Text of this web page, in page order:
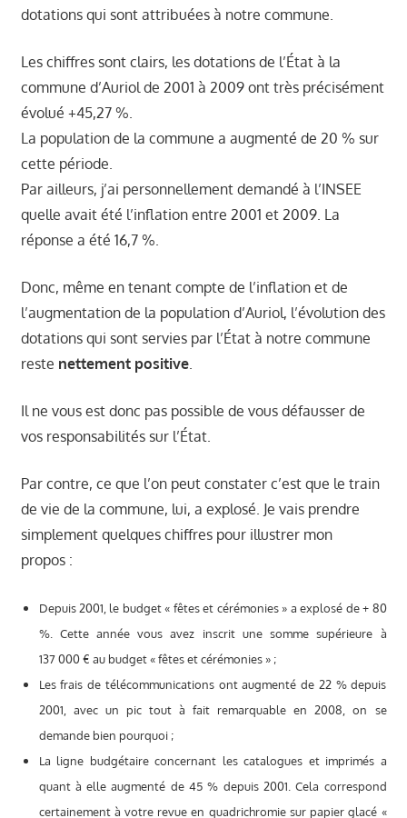
dotations qui sont attribuées à notre commune.
Les chiffres sont clairs, les dotations de l’État à la
commune d’Auriol de 2001 à 2009 ont très précisément
évolué +45,27 %.
La population de la commune a augmenté de 20 % sur
cette période.
Par ailleurs, j’ai personnellement demandé à l’INSEE
quelle avait été l’inflation entre 2001 et 2009. La
réponse a été 16,7 %.
Donc, même en tenant compte de l’inflation et de
l’augmentation de la population d’Auriol, l’évolution des
dotations qui sont servies par l’État à notre commune
reste nettement positive.
Il ne vous est donc pas possible de vous défausser de
vos responsabilités sur l’État.
Par contre, ce que l’on peut constater c’est que le train
de vie de la commune, lui, a explosé. Je vais prendre
simplement quelques chiffres pour illustrer mon
propos :
Depuis 2001, le budget « fêtes et cérémonies » a explosé de + 80
%. Cette année vous avez inscrit une somme supérieure à
137 000 € au budget « fêtes et cérémonies » ;
Les frais de télécommunications ont augmenté de 22 % depuis
2001, avec un pic tout à fait remarquable en 2008, on se
demande bien pourquoi ;
La ligne budgétaire concernant les catalogues et imprimés a
quant à elle augmenté de 45 % depuis 2001. Cela correspond
certainement à votre revue en quadrichromie sur papier glacé «